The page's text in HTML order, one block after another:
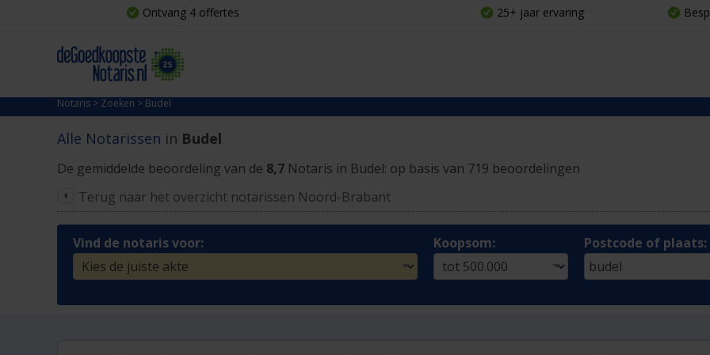
Ontvang 4 offertes 25+ jaar ervaring
Notaris > Zoeken > Budel
Alle Notarissen in Budel
De gemiddelde beoordeling van de 8,7 Notaris in Budel: op basis van 719 beoordelingen
Terug naar het overzicht notarissen Noord-Brabant
Vind de notaris voor: Koopsom: Postcode of plaats: